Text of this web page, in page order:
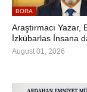
BORA
Araştırmacı Yazar,
İzkübarlas İnsana
August 01, 2026